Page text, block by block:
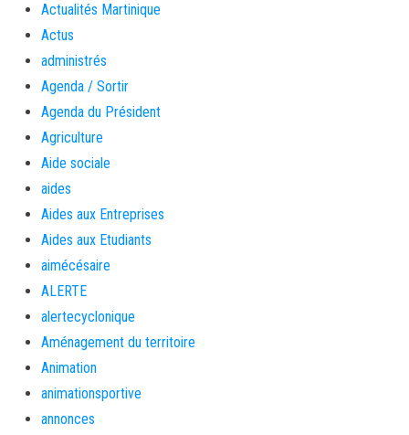
Actualités Martinique
Actus
administrés
Agenda / Sortir
Agenda du Président
Agriculture
Aide sociale
aides
Aides aux Entreprises
Aides aux Etudiants
aimécésaire
ALERTE
alertecyclonique
Aménagement du territoire
Animation
animationsportive
annonces